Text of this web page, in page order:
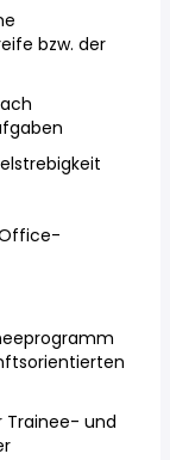
bzw. der
Trainee- und